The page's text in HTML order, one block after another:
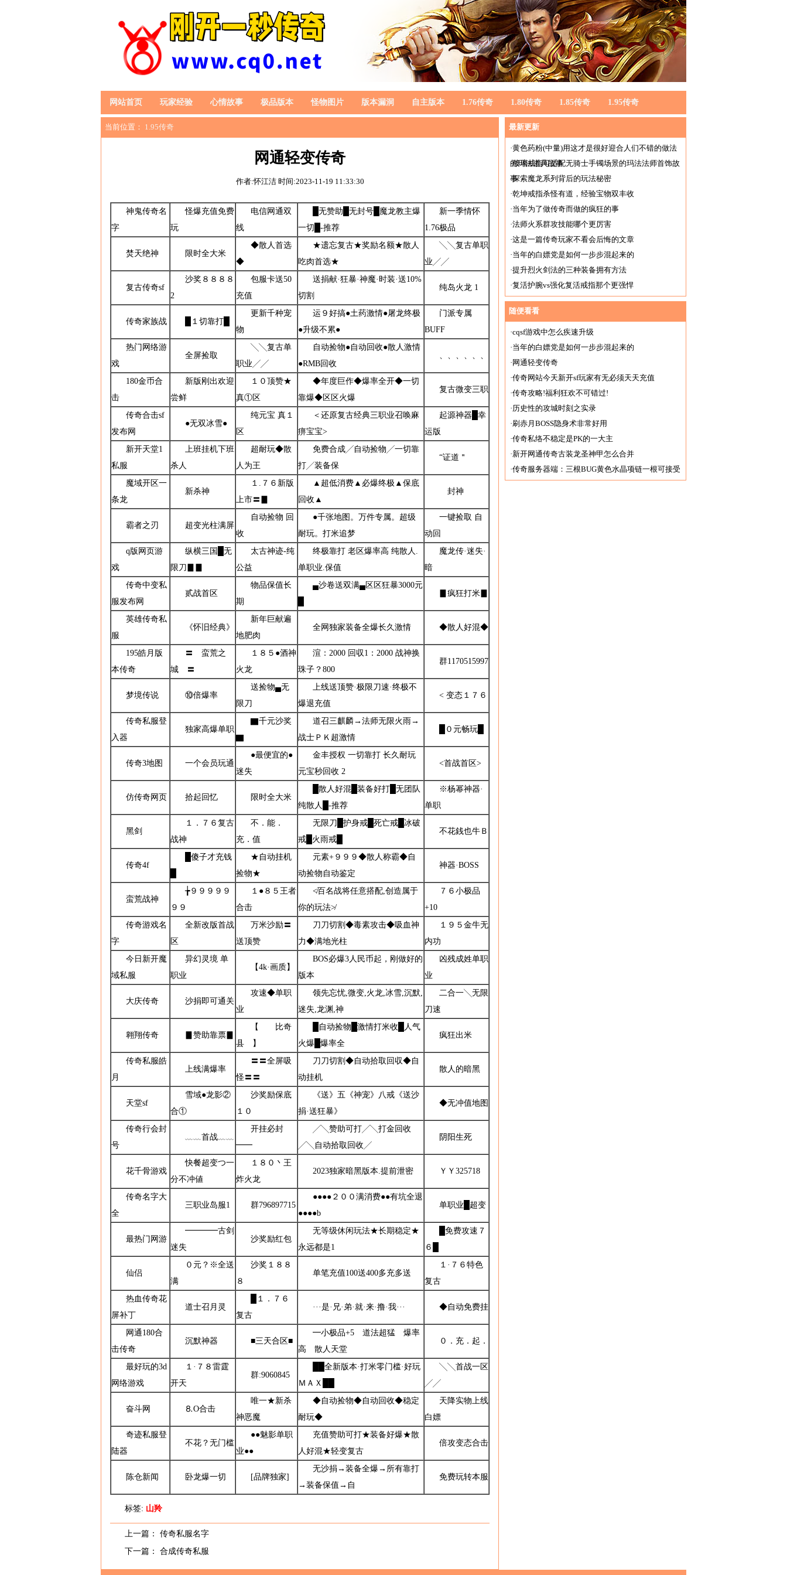
网站首页 玩家经验 心情故事 极品版本 怪物图片 版本漏洞 自主版本 1.76传奇 1.80传奇 1.85传奇 1.95传奇
当前位置： 1.95传奇
网通轻变传奇
作者:怀江洁 时间:2023-11-19 11:33:30
神鬼传奇名
字
怪爆充值免费
玩
电信网通双
线
█无赞助█无封号█魔龙教主爆
一切█-推荐
新一季情怀
1.76极品
焚天绝神 限时全大米
◆散人首选
◆
★遗忘复古★奖励名额★散人
吃肉首选★
╲╲复古单职
业╱╱
复古传奇sf
沙奖８８８８
2
包服卡送50
充值
送捐献·狂暴·神魔·时装·送10%
切割
纯岛火龙 1
传奇家族战 █１切靠打█
更新千种宠
物
运９好搞●土药激情●屠龙终极
●升级不累●
门派专属
BUFF
热门网络游
戏
全屏捡取
╲╲复古单
职业╱╱
自动捡物●自动回收●散人激情
●RMB回收
、、、、、、
180金币合
击
新版刚出欢迎
尝鲜
１０顶赞★
真①区
◆年度巨作◆爆率全开◆一切
靠爆◆区区火爆
复古微变三职
传奇合击sf
发布网
●无双冰雪●
纯元宝 真１
区
＜还原复古经典三职业召唤麻
痹宝宝>
起源神器█幸
运版
新开天堂1
私服
上班挂机下班
杀人
超耐玩◆散
人为王
免费合成╱自动捡物╱一切靠
打╱装备保
“证道＂
魔域开区一
条龙
新杀神
１.７６新版
上市〓▊
▲超低消费▲必爆终极▲保底
回收▲
封神
霸者之刃 超变光柱满屏
自动捡物 回
收
●千张地图。万件专属。超级
耐玩。打米追梦
一键捡取 自
动回
q版网页游
戏
纵横三国█无
限刀▊▊
太古神迹-纯
公益
终极靠打 老区爆率高 纯散人.
单职业.保值
魔龙传·迷失·
暗
传奇中变私
服发布网
贰战首区
物品保值长
期
▄沙卷送双满▄区区狂暴3000元
▊疯狂打米▊
英雄传奇私
服
《怀旧经典》
新年巨献遍
地肥肉
全网独家装备全爆长久激情 ◆散人好混◆
195皓月版
本传奇
〓 蛮荒之
城 〓
１８５●酒神
火龙
渲：2000 回収1：2000 战神换
珠子？800
群1170515997
梦境传说 ⑩倍爆率
送捡物▄无
限刀
上线送顶赞·极限刀速·终极不
爆退充值
< 变态１７６
传奇私服登
入器
独家高爆单职
▇千元沙奖
▇
道召三麒麟→法师无限火雨→
战士ＰＫ超激情
█０元畅玩█
传奇3地图 一个会员玩通
●最便宜的●
迷失
金丰授权 一切靠打 长久耐玩
元宝秒回收 2
<首战首区>
仿传奇网页 拾起回忆 限时全大米
█散人好混█装备好打█无团队
纯散人█-推荐
※杨幂神器·
单职
黑剑
１．７６复古
战神
不．能．
充．值
无限刀█护身戒█死亡戒█冰破
戒█火雨戒█
不花銭也牛Ｂ
传奇4f
█傻子才充钱
★自动挂机
捡物★
元素+９９９◆散人称霸◆自
动捡物自动鉴定
神器·BOSS
蛮荒战神
╆９９９９９
９９
１●８５王者
合击
≮百名战将任意搭配,创造属于
你的玩法≯
７６小极品
+10
传奇游戏名
字
全新改版首战
区
万米沙励〓
送顶赞
刀刀切割◆毒素攻击◆吸血神
力◆满地光柱
１９５金牛无
内功
今日新开魔
域私服
异幻灵境 单
职业
【4k·画质】
BOS必爆3人民币起，刚做好的
版本
凶残成姓单职
业
大庆传奇 沙捐即可通关
攻速◆单职
业
领先忘忧,微变,火龙,冰雪,沉默,
迷失,龙渊,神
二合一╲无限
刀速
翱翔传奇 ▊赞助靠票▊
【 比奇
县 】
█自动捡物█激情打米收█人气
火爆█爆率全
疯狂出米
传奇私服皓
月
上线满爆率
〓〓全屏吸
怪〓〓
刀刀切割◆自动拾取回収◆自
动挂机
散人的暗黑
天堂sf
雪域●龙影②
合①
沙奖励保底
１０
《送》五《神宠》八戒《送沙
捐·送狂暴》
◆无冲值地图
传奇行会封
号
﹏﹏首战﹏﹏
开挂必封
━━
╱╲赞助可打╱╲打金回收
╱╲自动拾取回收╱
阴阳生死
花千骨游戏
快餐超变つ一
分不冲値
１８０丶王
炸火龙
2023独家暗黑版本.提前泄密 ＹＹ325718
传奇名字大
全
三职业岛服1 群796897715
●●●●２００满消费●●有坑全退
●●●●b
单职业█超变
最热门网游
━━━━古剑
迷失
沙奖励红包
无等级休闲玩法★长期稳定★
永远都是1
█免费攻速７
６█
仙侣
０元？※全送
满
沙奖１８８
８
单笔充值100送400多充多送
１·７６特色
复古
热血传奇花
屏补丁
道士召月灵
█１．７６
复古
···是·兄·弟·就·来·撸·我··· ◆自动免费挂
网通180合
击传奇
沉默神器 ■三天合区■
━小极品+5ゞ道法超猛ゞ爆率
高ゞ散人天堂
０．充．起．
最好玩的3d
网络游戏
１·７８雷霆
开天
群:9060845
██全新版本·打米零门槛·好玩
ＭＡＸ██
╲╲首战一区
╱╱
奋斗网 ⒏O合击
唯一★新杀
神恶魔
◆自动捡物◆自动回收◆稳定
耐玩◆
天降实物上线
白嫖
奇迹私服登
陆器
不花？无门槛
●●魅影单职
业●●
充值赞助可打★装备好爆★散
人好混★轻变复古
倍攻变态合击
陈仓新闻 卧龙爆一切 [品牌独家]
无沙捐→装备全爆→所有靠打
→装备保值→自
免费玩转本服
标签: 山羚
上一篇： 传奇私服名字
下一篇： 合成传奇私服
最新更新
·黄色药粉(中量)用这才是很好迎合人们不错的做法
的玛法道具故事
·玻璃戒指可适配无骑士手镯场景的玛法法师首饰故
事
·探索魔龙系列背后的玩法秘密
·乾坤戒指杀怪有道，经验宝物双丰收
·当年为了做传奇而做的疯狂的事
·法师火系群攻技能哪个更厉害
·这是一篇传奇玩家不看会后悔的文章
·当年的白嫖党是如何一步步混起来的
·提升烈火剑法的三种装备拥有方法
·复活护腕vs强化复活戒指那个更强悍
随便看看
·cqsf游戏中怎么疾速升级
·当年的白嫖党是如何一步步混起来的
· 网通轻变传奇
·传奇网站今天新开sf玩家有无必须天天充值
·传奇攻略!福利狂欢不可错过!
·历史性的攻城时刻之实录
·刷赤月BOSS隐身术非常好用
·传奇私络不稳定是PK的一大主
·新开网通传奇古装龙圣神甲怎么合并
·传奇服务器端：三根BUG黄色水晶项链一根可接受